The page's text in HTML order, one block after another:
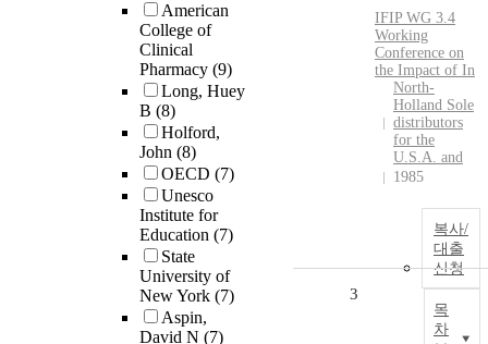
American
College of
Clinical
Pharmacy (9)
Long, Huey
B (8)
Holford,
John (8)
OECD (7)
Unesco
Institute for
Education (7)
State
University of
New York (7)
Aspin,
David N (7)
IFIP WG 3.4
Working
Conference on
the Impact of In
North-
Holland Sole
distributors
for the
U.S.A. and
1985
복사/
대출
신청
목
차
3